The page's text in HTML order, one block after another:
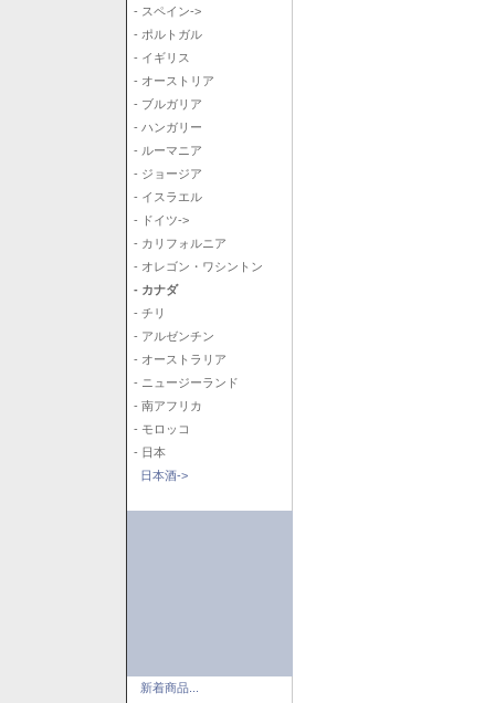
- スペイン->
- ポルトガル
- イギリス
- オーストリア
- ブルガリア
- ハンガリー
- ルーマニア
- ジョージア
- イスラエル
- ドイツ->
- カリフォルニア
- オレゴン・ワシントン
- カナダ
- チリ
- アルゼンチン
- オーストラリア
- ニュージーランド
- 南アフリカ
- モロッコ
- 日本
日本酒->
新着商品...